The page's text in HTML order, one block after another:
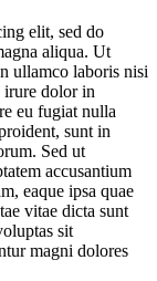
elit, sed do
aliqua. Ut
ullamco laboris nisi
irure dolor in
eu fugiat nulla
sunt in
Sed ut
accusantium
eaque ipsa quae
vitae dicta sunt
sit
magni dolores